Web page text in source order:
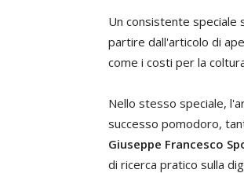
Un consistente speciale
partire dall'articolo di
come i costi per la
Nello stesso speciale,
successo pomodoro,
Giuseppe Francesco
di ricerca pratico sulla